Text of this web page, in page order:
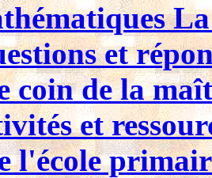
La
et
coin de la
et
l'école